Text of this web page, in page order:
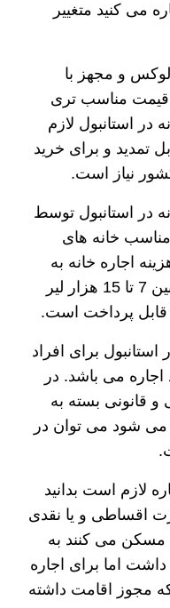
می کنید متغییر
و مجهز با
قیمت مناسب تری
در استانبول لازم
تمدید و برای خرید
نیاز است.
در استانبول توسط
مناسب خانه های
اجاره خانه به
طور میانگین در شهر استانبول بین 7 تا 15 هزار لیر
قابل پرداخت است.
برای افراد
می باشد. در
قانونی بسته به
می شود می توان در
لازم است بدانید
اقساطی و یا نقدی
مسکن می کنند به
داشت اما برای اجاره
مجوز اقامت داشته